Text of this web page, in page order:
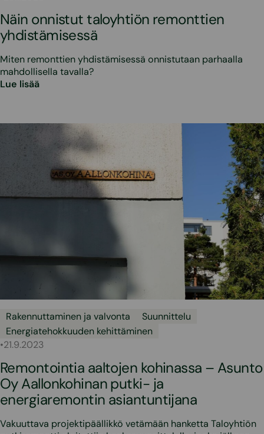
Näin onnistut taloyhtiön remonttien
yhdistämisessä
Miten remonttien yhdistämisessä onnistutaan parhaalla
mahdollisella tavalla?
Lue lisää
Rakennuttaminen ja valvonta
Suunnittelu
Energiatehokkuuden kehittäminen
•21.9.2023
Remontointia aaltojen kohinassa – Asunto
Oy Aallonkohinan putki- ja
energiaremontin asiantuntijana
Vakuuttava projektipäällikkö vetämään hanketta Taloyhtiön